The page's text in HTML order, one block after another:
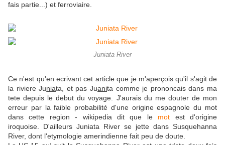
fais partie...) et ferroviaire.
Juniata River
Ce n'est qu'en ecrivant cet article que je m'aperçois qu'il s'agit de
la riviere Juniata, et pas Juanita comme je prononcais dans ma
tete depuis le debut du voyage. J'aurais du me douter de mon
erreur par la faible probabilité d'une origine espagnole du mot
dans cette region - wikipedia dit que le mot est d'origine
iroquoise. D'ailleurs Juniata River se jette dans Susquehanna
River, dont l'etymologie amerindienne fait peu de doute.